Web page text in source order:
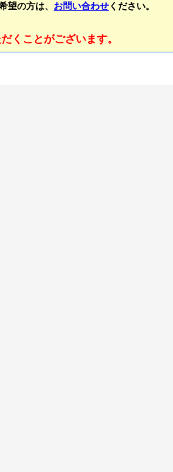
望の方は、 お問い合わせ ください。
くことがございます。